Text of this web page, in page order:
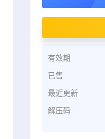
有效期
已售
最近更新
解压码